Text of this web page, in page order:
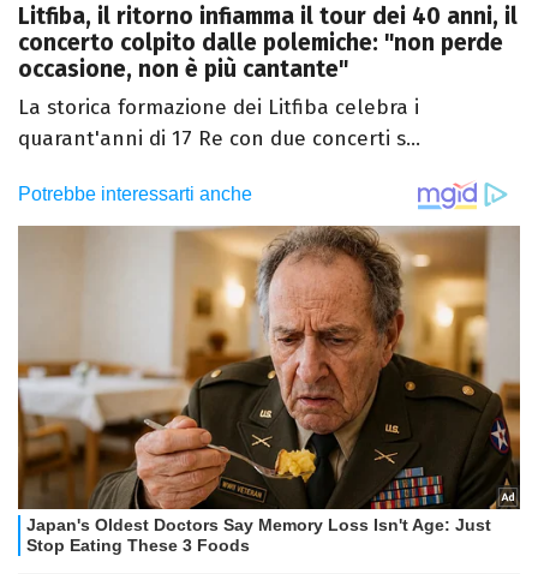
Litfiba, il ritorno infiamma il tour dei 40 anni, il
concerto colpito dalle polemiche: "non perde
occasione, non è più cantante"
La storica formazione dei Litfiba celebra i
quarant'anni di 17 Re con due concerti s...